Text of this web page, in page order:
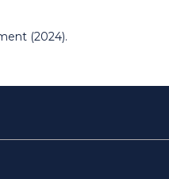
(2024).